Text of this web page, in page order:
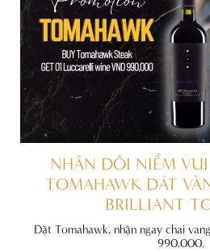
NHÂN ĐÔI NIỀM
TOMAHAWK DÁT
BRILLIANT
Đặt Tomahawk, nhận ngay chai
990,000.